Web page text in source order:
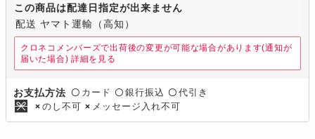
この商品は配達日指定が出来ません
配送 ヤマト運輸（高知）
クロネコメンバーズで出荷後の変更が可能な場合があります(通知が
届いた場合) 詳細を見る
お支払方法 〇 カード 〇 銀行振込 〇 代引き
× のし不可 × メッセージ入れ不可